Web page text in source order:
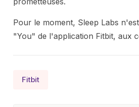
Pour le moment, Sleep Labs
"You" de l'application Fitbit, aux
Fitbit